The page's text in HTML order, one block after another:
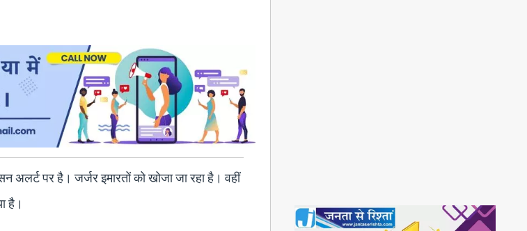
अलर्ट पर है। जर्जर इमारतों को खोजा जा रहा है। वहीं
है।